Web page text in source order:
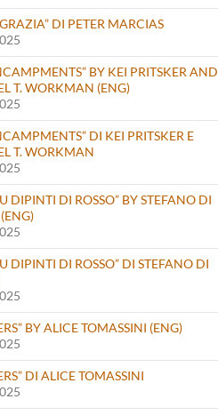
DI PETER MARCIAS
BY KEI PRITSKER AND
T. WORKMAN (ENG)
DI KEI PRITSKER E
T. WORKMAN
DIPINTI DI ROSSO” BY STEFANO DI
DIPINTI DI ROSSO” DI STEFANO DI
BY ALICE TOMASSINI (ENG)
DI ALICE TOMASSINI